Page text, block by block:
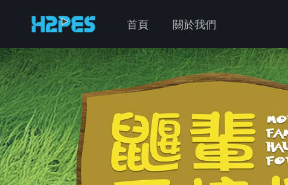
首頁 關於我們